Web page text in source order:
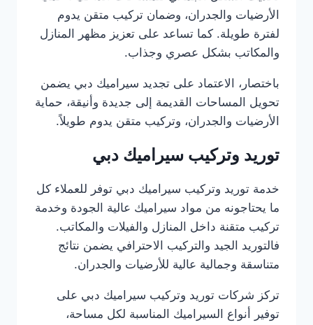
الأرضيات والجدران، وضمان تركيب متقن يدوم
لفترة طويلة. كما تساعد على تعزيز مظهر المنازل
والمكاتب بشكل عصري وجذاب.
باختصار، الاعتماد على تجديد سيراميك دبي يضمن
تحويل المساحات القديمة إلى جديدة وأنيقة، حماية
الأرضيات والجدران، وتركيب متقن يدوم طويلاً.
توريد وتركيب سيراميك دبي
خدمة توريد وتركيب سيراميك دبي توفر للعملاء كل
ما يحتاجونه من مواد سيراميك عالية الجودة وخدمة
تركيب متقنة داخل المنازل والفيلات والمكاتب.
فالتوريد الجيد والتركيب الاحترافي يضمن نتائج
متناسقة وجمالية عالية للأرضيات والجدران.
تركز شركات توريد وتركيب سيراميك دبي على
توفير أنواع السيراميك المناسبة لكل مساحة،